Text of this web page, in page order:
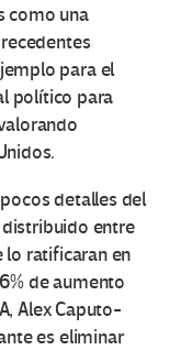
como una
para el
político para
detalles del
entre
lo ratificaran en
de aumento
Alex Caputo-
es eliminar